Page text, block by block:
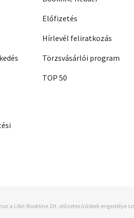
Előfizetés
Hírlevél feliratkozás
Törzsvásárlói program
TOP 50
a Libri-Bookline Zrt. előzetes írásbeli engedélye